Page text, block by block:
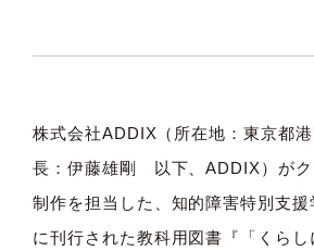
株式会社ADDIX（所在地：東京都
長：伊藤雄剛 以下、ADDIX）がク
制作を担当した、知的障害特別支
に刊行された教科用図書『「くら